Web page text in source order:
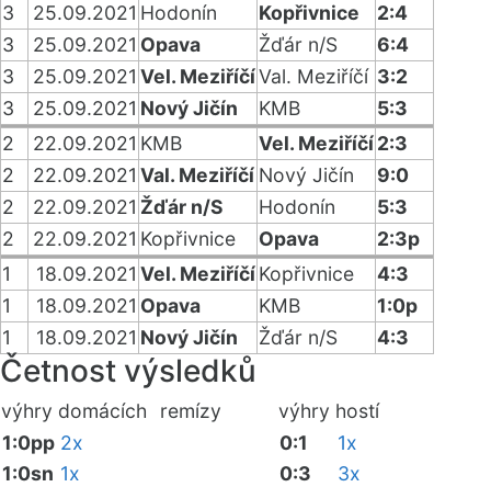
3 25.09.2021 Hodonín Kopřivnice
2:4
3
25.09.2021 Opava Žďár n/S
6:4
3
25.09.2021 Vel. MeziříčíVal. Meziříčí 3:2
3
25.09.2021 Nový Jičín KMB
5:3
2
22.09.2021 KMB Vel. Meziříčí2:3
2
22.09.2021 Val. Meziříčí Nový Jičín
9:0
2
22.09.2021 Žďár n/S Hodonín
5:3
2
22.09.2021 Kopřivnice Opava
2:3p
1
18.09.2021 Vel. MeziříčíKopřivnice
4:3
1
18.09.2021 Opava KMB
1:0p
1
18.09.2021 Nový Jičín Žďár n/S 4:3
Četnost výsledků
výhry domácích remízy výhry hostí
1:0pp 2x
1:0sn 1x
0:1
1x
0:3
3x